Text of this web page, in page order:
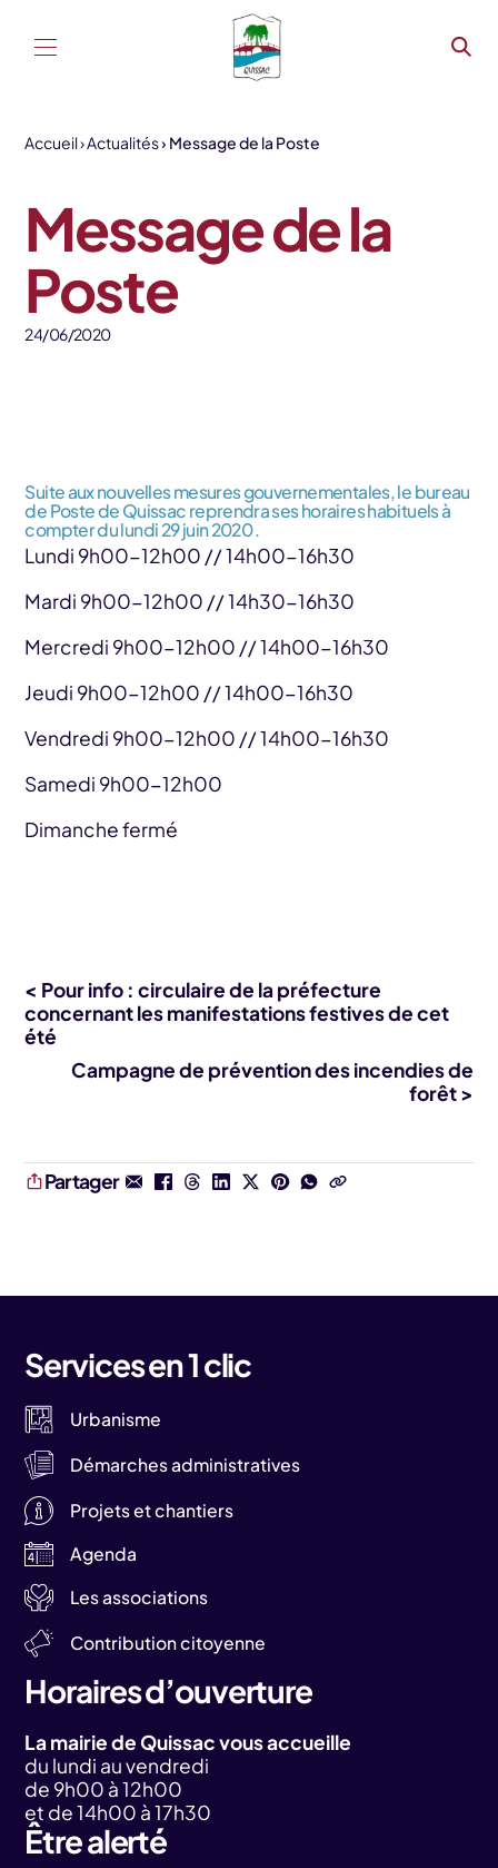
Accueil Actualités Message de la Poste
Message de la
Poste
24/06/2020
Suite aux nouvelles mesures gouvernementales, le bureau
de Poste de Quissac reprendra ses horaires habituels à
compter du lundi 29 juin 2020 .
Lundi 9h00-12h00 // 14h00-16h30
Mardi 9h00-12h00 // 14h30-16h30
Mercredi 9h00-12h00 // 14h00-16h30
Jeudi 9h00-12h00 // 14h00-16h30
Vendredi 9h00-12h00 // 14h00-16h30
Samedi 9h00-12h00
Dimanche fermé
< Pour info : circulaire de la préfecture
concernant les manifestations festives de cet
été
Campagne de prévention des incendies de
forêt >
Partager
Services en 1 clic
Urbanisme
Démarches administratives
Projets et chantiers
Agenda
Les associations
Contribution citoyenne
Horaires d’ouverture
La mairie de Quissac vous accueille
du lundi au vendredi
de 9h00 à 12h00
et de 14h00 à 17h30
Être alerté